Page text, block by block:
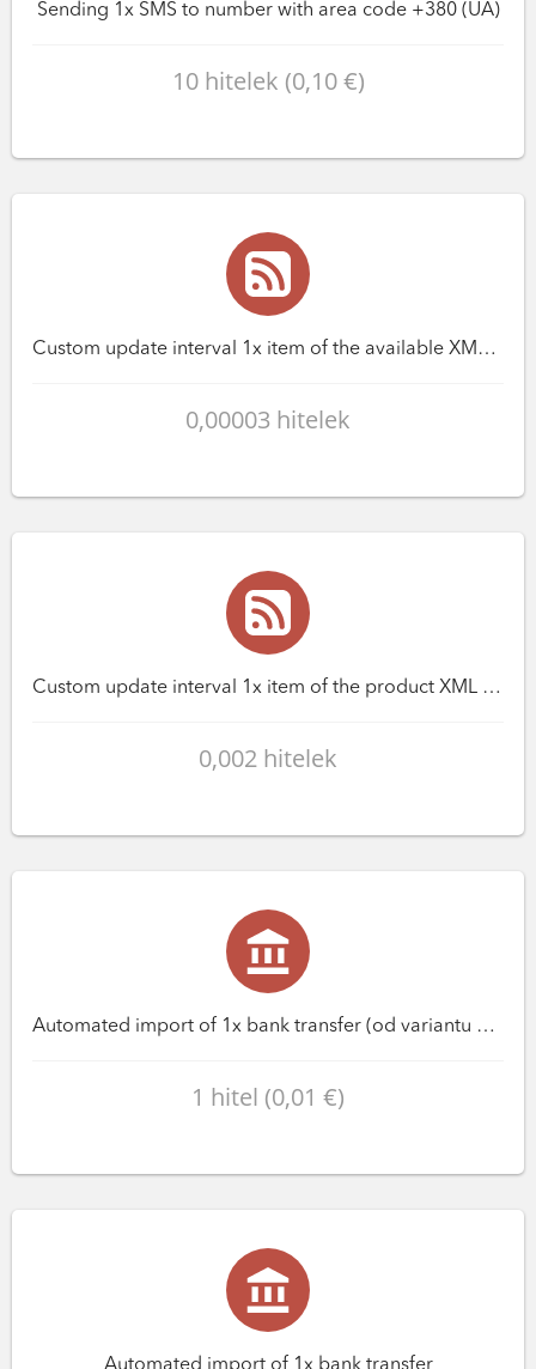
Sending 1x SMS to number with area code +380 (UA)
10 hitelek (0,10 €)
Custom update interval 1x item of the available XML feed
0,00003 hitelek
Custom update interval 1x item of the product XML feed
0,002 hitelek
Automated import of 1x bank transfer (od variantu Premium)
1 hitel (0,01 €)